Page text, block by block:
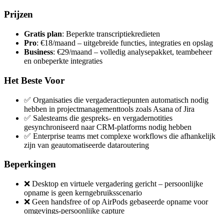
Prijzen
Gratis plan: Beperkte transcriptiekredieten
Pro: €18/maand – uitgebreide functies, integraties en opslag
Business: €29/maand – volledig analysepakket, teambeheer
en onbeperkte integraties
Het Beste Voor
✅ Organisaties die vergaderactiepunten automatisch nodig
hebben in projectmanagementtools zoals Asana of Jira
✅ Salesteams die gespreks- en vergadernotities
gesynchroniseerd naar CRM-platforms nodig hebben
✅ Enterprise teams met complexe workflows die afhankelijk
zijn van geautomatiseerde dataroutering
Beperkingen
❌ Desktop en virtuele vergadering gericht – persoonlijke
opname is geen kerngebruiksscenario
❌ Geen handsfree of op AirPods gebaseerde opname voor
omgevings-persoonlijke capture